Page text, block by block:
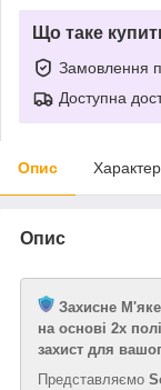
Що таке
Замовлення
Доступна
Опис
Опис
Захисне
на основі 2х
захист для
Представляємо